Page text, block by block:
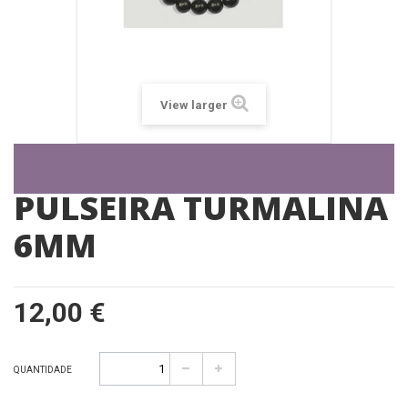
View larger
PULSEIRA TURMALINA
6MM
12,00 €
QUANTIDADE